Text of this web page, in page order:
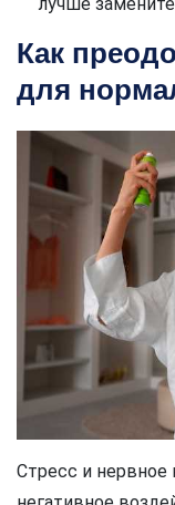
Как
для
Стресс и нервное